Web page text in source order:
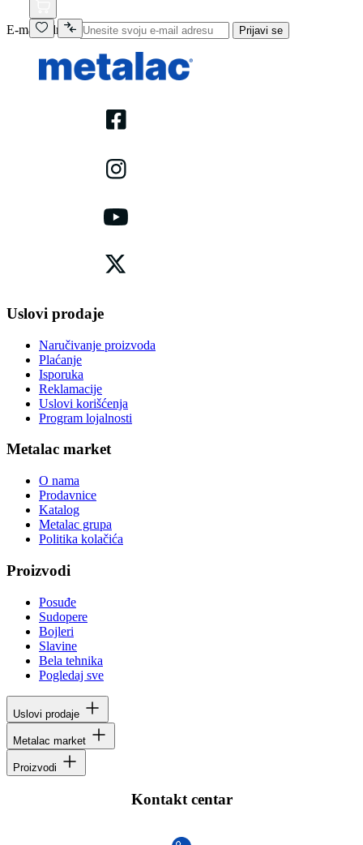
E-mail adresa Prijavi se
Uslovi prodaje
Naručivanje proizvoda
Plaćanje
Isporuka
Reklamacije
Uslovi korišćenja
Program lojalnosti
Metalac market
O nama
Prodavnice
Katalog
Metalac grupa
Politika kolačića
Proizvodi
Posuđe
Sudopere
Bojleri
Slavine
Bela tehnika
Pogledaj sve
Uslovi prodaje
Metalac market
Proizvodi
Kontakt centar